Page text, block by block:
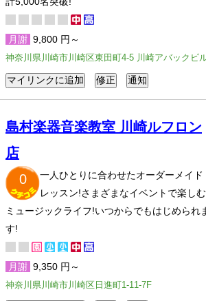
月謝 9,800 円～
神奈川県川崎市川崎区東田町4-5 川崎アバックビ
島村楽器音楽教室 川崎ルフロン
店
0
一人ひとりに合わせたオーダーメイド
レッスン!さまざまなイベントで楽しむ
ミュージックライフ!いつからでもはじめられ
す!
月謝 9,350 円～
神奈川県川崎市川崎区日進町1-11-7F